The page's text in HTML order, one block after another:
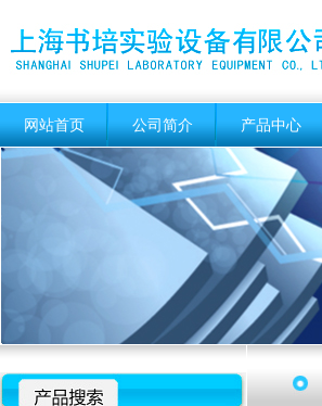
网站首页 公司简介 产品中心